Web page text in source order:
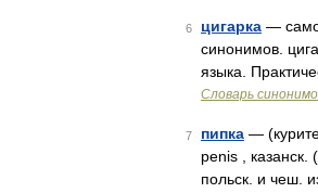
6 цигарка —
синонимов.
языка.
Словарь
7 пипка —
penis ,
польск. и чеш.